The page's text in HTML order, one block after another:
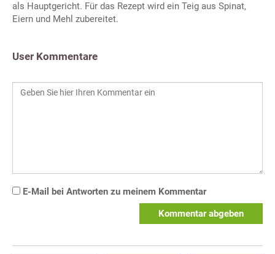
als Hauptgericht. Für das Rezept wird ein Teig aus Spinat,
Eiern und Mehl zubereitet.
User Kommentare
E-Mail bei Antworten zu meinem Kommentar
Kommentar abgeben